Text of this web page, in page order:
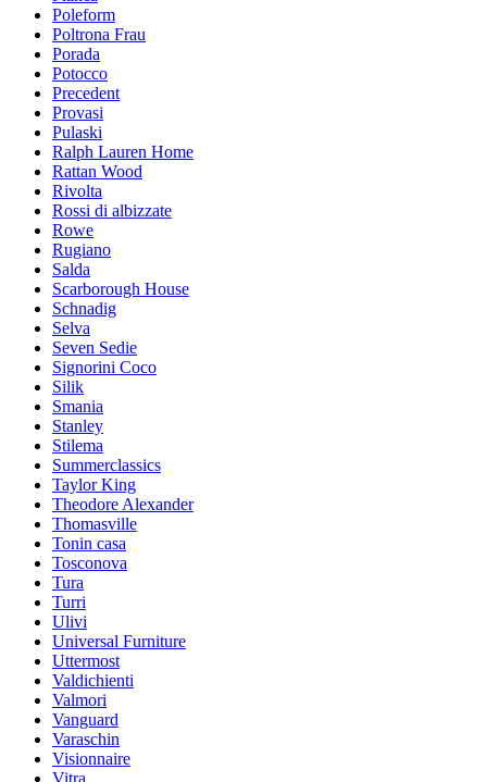
Poleform
Poltrona Frau
Porada
Potocco
Precedent
Provasi
Pulaski
Ralph Lauren Home
Rattan Wood
Rivolta
Rossi di albizzate
Rowe
Rugiano
Salda
Scarborough House
Schnadig
Selva
Seven Sedie
Signorini Coco
Silik
Smania
Stanley
Stilema
Summerclassics
Taylor King
Theodore Alexander
Thomasville
Tonin casa
Tosconova
Tura
Turri
Ulivi
Universal Furniture
Uttermost
Valdichienti
Valmori
Vanguard
Varaschin
Visionnaire